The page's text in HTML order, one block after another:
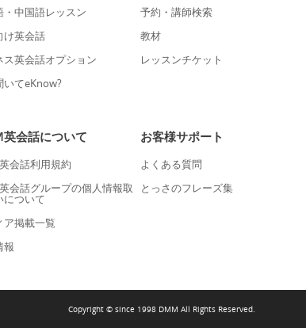
・中国語レッスン
け英会話
ス英会話オプション
いてeKnow?
予約・講師検索
教材
レッスンチケット
会話について
会話利用規約
会話グループの個人情報取
について
ア掲載一覧
報
お客様サポート
よくある質問
とっさのフレーズ集
Copyright © since 1998 DMM All Rights Reserved.